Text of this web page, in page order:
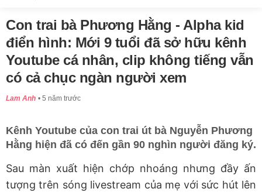
Con trai bà Phương Hằng - Alpha kid
điển hình: Mới 9 tuổi đã sở hữu kênh
Youtube cá nhân, clip không tiếng vẫn
có cả chục ngàn người xem
Lam Anh 5 năm trước
Kênh Youtube của con trai út bà Nguyễn Phương
Hằng hiện đã có đến gần 90 nghìn người đăng ký.
Sau màn xuất hiện chớp nhoáng nhưng đầy ấn
tượng trên sóng livestream của mẹ với sức hút lên